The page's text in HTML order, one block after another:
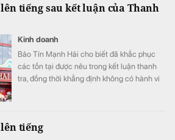
tiếng sau kết luận của Thanh
Kinh doanh
Bảo Tín Mạnh Hải cho biết đã khắc phục
các tồn tại được nêu trong kết luận thanh
tra, đồng thời khẳng định không có hành vi
tiếng